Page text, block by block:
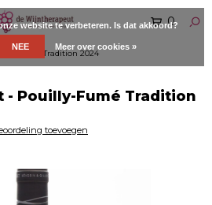
0
Fumé Tradition 2024
- Pouilly-Fumé Tradition
toevoegen
website te verbeteren. Is dat akkoord?
NEE Meer over cookies »